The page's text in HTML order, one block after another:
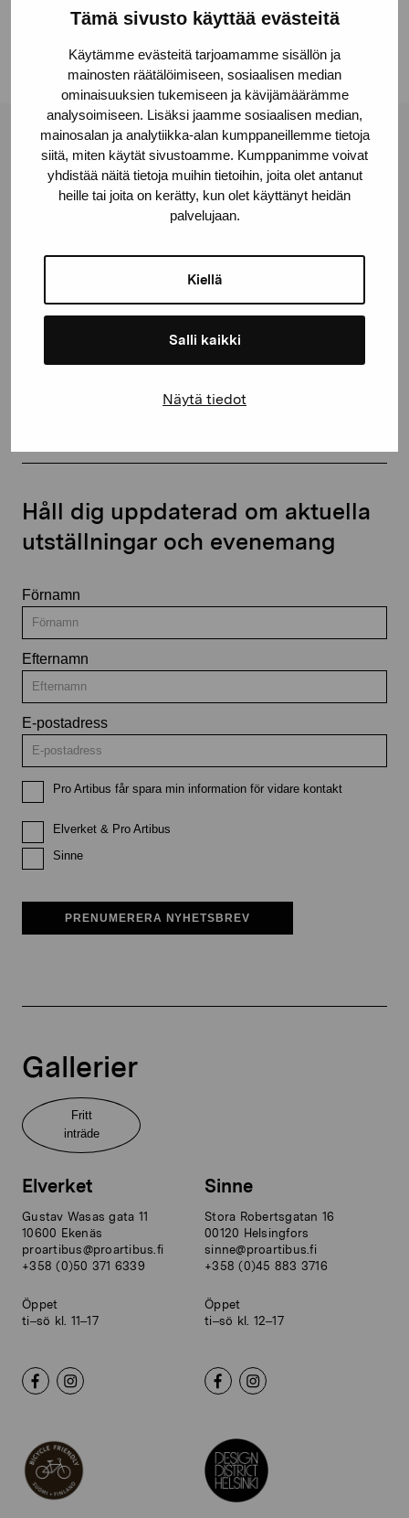
Tämä sivusto käyttää evästeitä
Käytämme evästeitä tarjoamamme sisällön ja
mainosten räätälöimiseen, sosiaalisen median
ominaisuuksien tukemiseen ja kävijämäärämme
analysoimiseen. Lisäksi jaamme sosiaalisen median,
mainosalan ja analytiikka-alan kumppaneillemme tietoja
siitä, miten käytät sivustoamme. Kumppanimme voivat
yhdistää näitä tietoja muihin tietoihin, joita olet antanut
heille tai joita on kerätty, kun olet käyttänyt heidän
palvelujaan.
Kiellä
Salli kaikki
Näytä tiedot
Linkedin
Stiftelsen Pro Artibus
proartibus@proartibus.fi
Håll dig uppdaterad om aktuella
utställningar och evenemang
Förnamn
Efternamn
E-postadress
Pro Artibus får spara min information för vidare kontakt
Elverket & Pro Artibus
Sinne
PRENUMERERA NYHETSBREV
Gallerier
Fritt
inträde
Elverket
Gustav Wasas gata 11
10600 Ekenäs
proartibus@proartibus.fi
+358 (0)50 371 6339
Öppet
ti–sö kl. 11–17
Sinne
Stora Robertsgatan 16
00120 Helsingfors
sinne@proartibus.fi
+358 (0)45 883 3716
Öppet
ti–sö kl. 12–17